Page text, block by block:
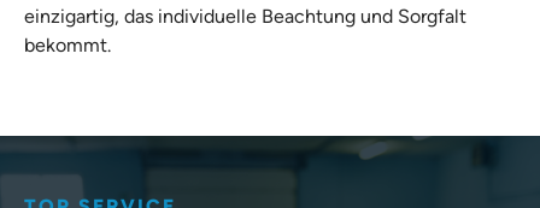
einzigartig, das individuelle Beachtung und Sorgfalt
bekommt.